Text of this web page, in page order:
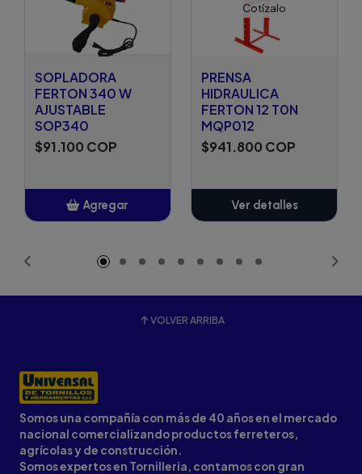
SOPLADORA
FERTON 340 W
AJUSTABLE
SOP340
$91.100 COP
Agregar
Cotízalo
PRENSA
HIDRAULICA
FERTON 12 T0N
MQP012
$941.800 COP
Ver detalles
VOLVER ARRIBA
Somos una compañía con más de 40 años en el mercado
nacional comercializando productos ferreteros,
agrícolas y de construcción.
Somos expertos en Tornilleria, contamos con gran